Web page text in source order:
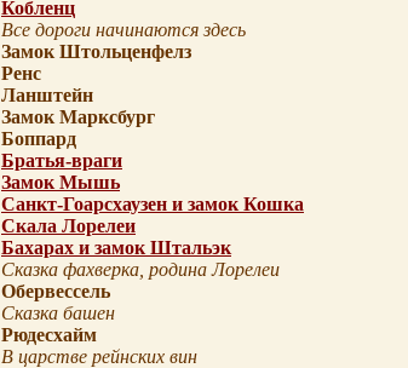
Кобленц
Все дороги начинаются здесь
Замок Штольценфелз
Ренс
Ланштейн
Замок Марксбург
Боппард
Братья-враги
Замок Мышь
Санкт-Гоарсхаузен и замок Кошка
Скала Лорелеи
Бахарах и замок Штальэк
Сказка фахверка, родина Лорелеи
Обервессель
Сказка башен
Рюдесхайм
В царстве рейнских вин